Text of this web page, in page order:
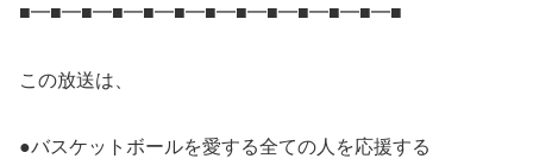
■━■━■━■━■━■━■━■━■━■━■━■━■
この放送は、
●バスケットボールを愛する全ての人を応援する